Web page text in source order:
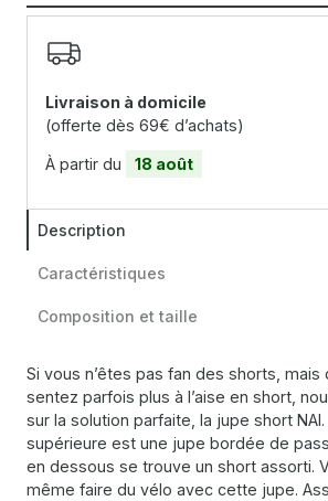
Livraison à domicile
(offerte dès 69€ d’achats)
À partir du 18 août
Description
Caractéristiques
Composition et taille
Si vous n’êtes pas fan des shorts, mais
sentez parfois plus à l’aise en short,
sur la solution parfaite, la jupe short
supérieure est une jupe bordée de
en dessous se trouve un short assorti.
même faire du vélo avec cette jupe.